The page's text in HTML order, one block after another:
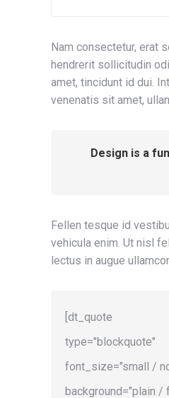
Nam consectetur, erat
hendrerit sollicitudin
amet, tincidunt id dui.
venenatis sit amet,
Design is a
Fellen tesque id
vehicula enim. Ut nisl
lectus in augue
[dt_quote
type="blockquote"
font_size="small /
background="plain /